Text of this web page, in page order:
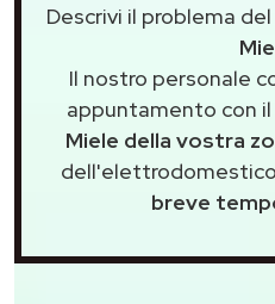
Descrivi il problema
Il nostro personale
appuntamento con il
Miele della vostra
dell'elettrodomestico
breve